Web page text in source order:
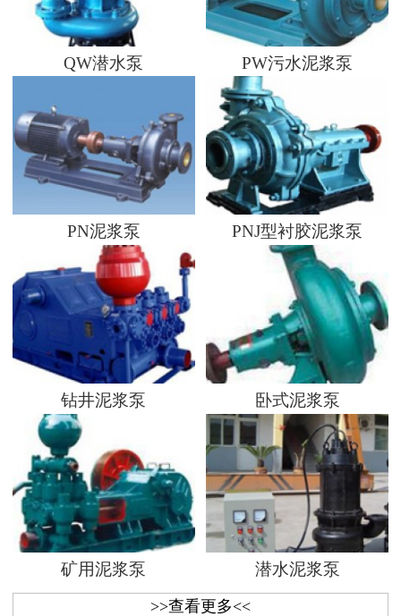
QW潜水泵 PW污水泥浆泵
PN泥浆泵 PNJ型衬胶泥浆泵
钻井泥浆泵 卧式泥浆泵
矿用泥浆泵 潜水泥浆泵
>>查看更多<<